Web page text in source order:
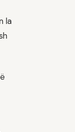
la